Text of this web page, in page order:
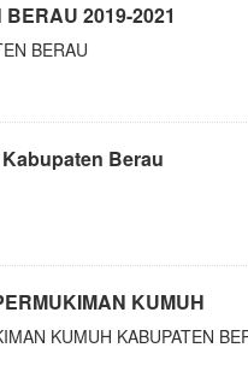
2019-2021
BERAU
Berau
KUMUH
KUMUH KABUPATEN